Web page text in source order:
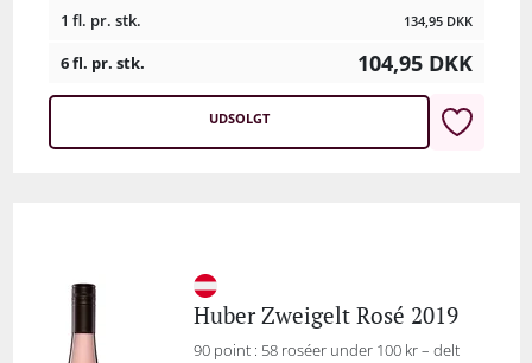
1 fl. pr. stk. 134,95 DKK
6 fl. pr. stk. 104,95 DKK
UDSOLGT
Huber Zweigelt Rosé 2019
90 point : 58 roséer under 100 kr – delt